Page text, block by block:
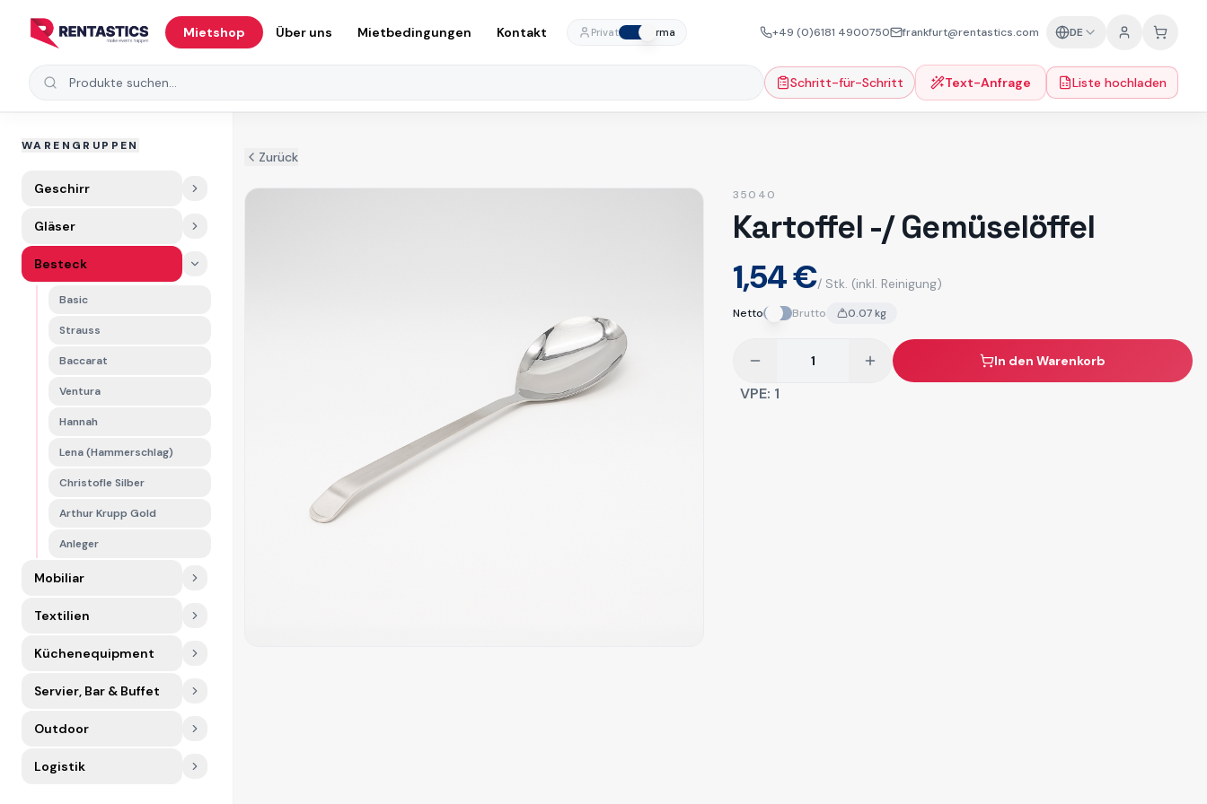
Mietshop Über uns Mietbedingungen Kontakt Privat Firma +49 (0)6181 4900750 frankfurt@rentastics.com DE
Produkte suchen Schritt-für-Schritt Text-Anfrage Liste hochladen
WARENGRUPPEN
Geschirr
Gläser
Besteck
Basic
Strauss
Baccarat
Ventura
Hannah
Lena (Hammerschlag)
Christofle Silber
Arthur Krupp Gold
Anleger
Mobiliar
Textilien
Küchenequipment
Servier, Bar & Buffet
Outdoor
Logistik
Zurück
35040
Kartoffel -/ Gemüselöffel
1,54 €/ Stk. (inkl. Reinigung)
Netto Brutto 0.07kg
In den Warenkorb
VPE: 1